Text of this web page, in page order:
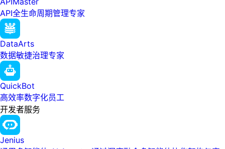
API全生命周期管理专家
DataArts
数据敏捷治理专家
QuickBot
高效率数字化员工
开发者服务
Jenius